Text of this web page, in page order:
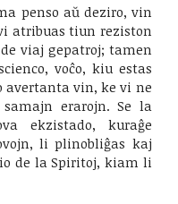
penso aŭ deziro, vin
atribuas tiun reziston
viaj gepatroj; tamen
voĉo, kiu estas
avertanta vin, ke vi ne
erarojn. Se la
ekzistado, kuraĝe
li plinobliĝas kaj
de la Spiritoj, kiam li